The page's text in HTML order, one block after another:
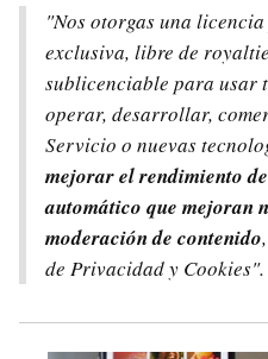
"Nos otorgas una
exclusiva, libre de
sublicenciable para usar
operar, desarrollar,
Servicio o nuevas
mejorar el rendimiento
automático que mejoran
moderación de contenido
de Privacidad y Cookies".